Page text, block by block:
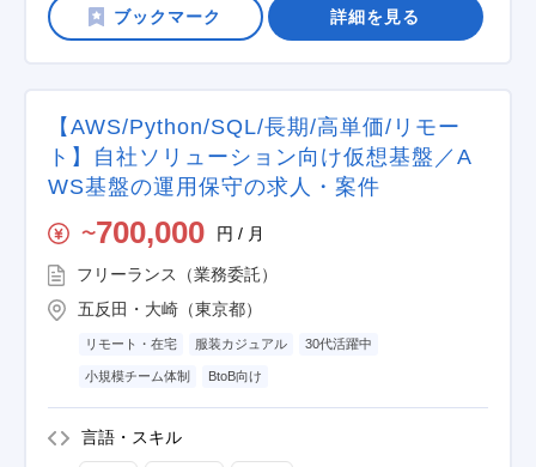
詳細を見る
【AWS/Python/SQL/長期/高単価/リモー
ト】自社ソリューション向け仮想基盤／A
WS基盤の運用保守の求人・案件
〜700,000 円 / 月
フリーランス（業務委託）
五反田・大崎（東京都）
リモート・在宅 服装カジュアル 30代活躍中
小規模チーム体制 BtoB向け
言語・スキル